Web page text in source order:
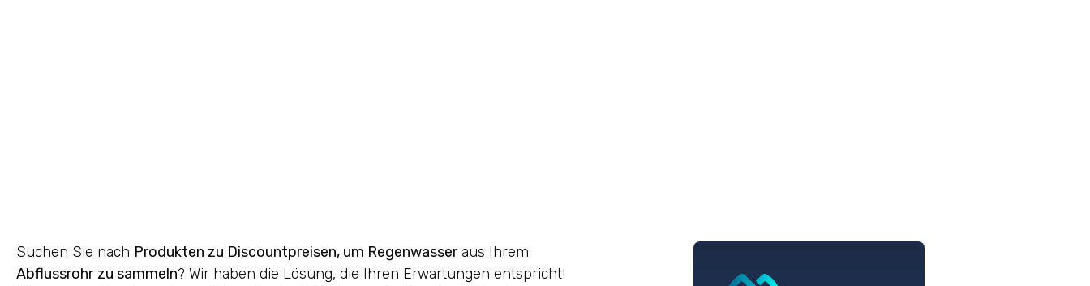
Suchen Sie nach Produkten zu Discountpreisen, um Regenwasseraus Ihrem
Abflussrohr zu sammeln? Wir haben die Lösung, die Ihren Erwartungen entspricht!